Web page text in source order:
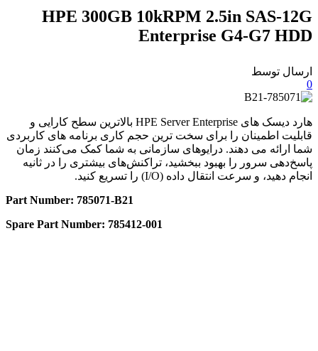
HPE 300GB 10kRPM 2.5in SAS-12G
Enterprise G4-G7 HDD
ارسال توسط
0
هارد دیسک های HPE Server Enterprise بالاترین سطح کارایی و
قابلیت اطمینان را برای سخت ترین حجم کاری برنامه های کاربردی
شما ارائه می دهند. درایوهای سازمانی به شما کمک می‌کنند زمان
پاسخ‌دهی سرور را بهبود ببخشید، تراکنش‌های بیشتری را در ثانیه
انجام دهید، و سرعت انتقال داده (I/O) را تسریع کنید.
Part Number: 785071-B21
Spare Part Number: 785412-001